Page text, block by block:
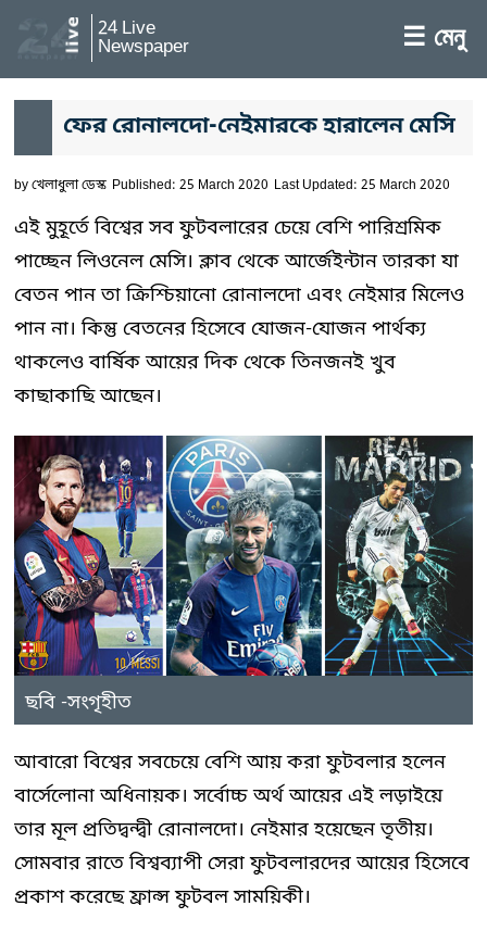
24 Live
Newspaper ☰ মেনু
ফের রোনালদো-নেইমারকে হারালেন মেসি
byখেলাধুলা ডেস্ক Published: 25 March 2020 Last Updated: 25 March 2020
এই মুহূর্তে বিশ্বের সব ফুটবলারের চেয়ে বেশি পারিশ্রমিক
পাচ্ছেন লিওনেল মেসি। ক্লাব থেকে আর্জেইন্টান তারকা যা
বেতন পান তা ক্রিশ্চিয়ানো রোনালদো এবং নেইমার মিলেও
পান না। কিন্তু বেতনের হিসেবে যোজন-যোজন পার্থক্য
থাকলেও বার্ষিক আয়ের দিক থেকে তিনজনই খুব
কাছাকাছি আছেন।
ছবি -সংগৃহীত
আবারো বিশ্বের সবচেয়ে বেশি আয় করা ফুটবলার হলেন
বার্সেলোনা অধিনায়ক। সর্বোচ্চ অর্থ আয়ের এই লড়াইয়ে
তার মূল প্রতিদ্বন্দ্বী রোনালদো। নেইমার হয়েছেন তৃতীয়।
সোমবার রাতে বিশ্বব্যাপী সেরা ফুটবলারদের আয়ের হিসেবে
প্রকাশ করেছে ফ্রান্স ফুটবল সাময়িকী।